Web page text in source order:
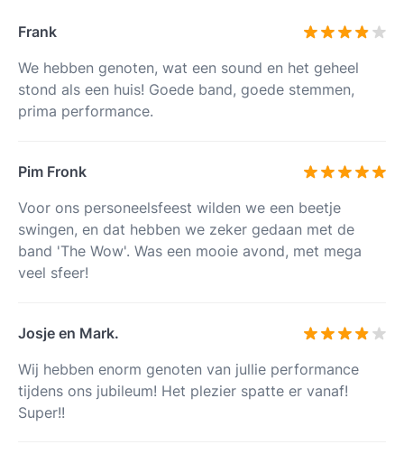
Frank
We hebben genoten, wat een sound en het geheel
stond als een huis! Goede band, goede stemmen,
prima performance.
Pim Fronk
Voor ons personeelsfeest wilden we een beetje
swingen, en dat hebben we zeker gedaan met de
band 'The Wow'. Was een mooie avond, met mega
veel sfeer!
Josje en Mark.
Wij hebben enorm genoten van jullie performance
tijdens ons jubileum! Het plezier spatte er vanaf!
Super!!